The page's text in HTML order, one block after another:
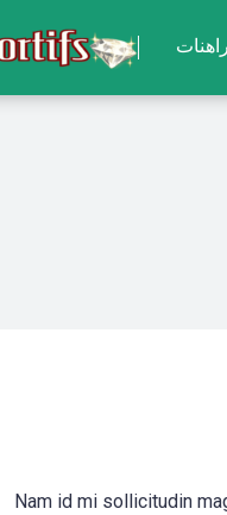
Nam id mi sollicitudin